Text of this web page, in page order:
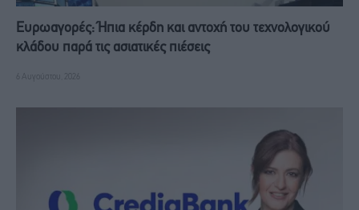
Ευρωαγορές: Ήπια κέρδη και αντοχή του τεχνολογικού
κλάδου παρά τις ασιατικές πιέσεις
6 Αυγούστου, 2026